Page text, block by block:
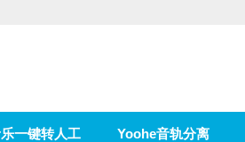
一键转人工 Yoohe音轨分离